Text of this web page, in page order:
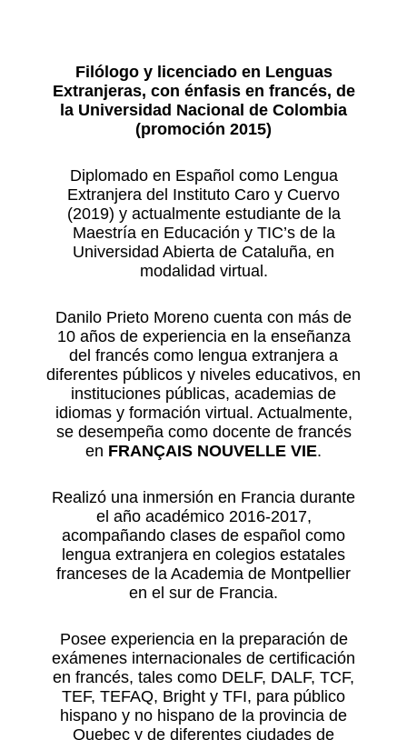
Filólogo y licenciado en Lenguas
Extranjeras, con énfasis en francés, de
la Universidad Nacional de Colombia
(promoción 2015)
Diplomado en Español como Lengua
Extranjera del Instituto Caro y Cuervo
(2019) y actualmente estudiante de la
Maestría en Educación y TIC’s de la
Universidad Abierta de Cataluña, en
modalidad virtual.
Danilo Prieto Moreno cuenta con más de
10 años de experiencia en la enseñanza
del francés como lengua extranjera a
diferentes públicos y niveles educativos, en
instituciones públicas, academias de
idiomas y formación virtual. Actualmente,
se desempeña como docente de francés
en FRANÇAIS NOUVELLE VIE.
Realizó una inmersión en Francia durante
el año académico 2016-2017,
acompañando clases de español como
lengua extranjera en colegios estatales
franceses de la Academia de Montpellier
en el sur de Francia.
Posee experiencia en la preparación de
exámenes internacionales de certificación
en francés, tales como DELF, DALF, TCF,
TEF, TEFAQ, Bright y TFI, para público
hispano y no hispano de la provincia de
Quebec y de diferentes ciudades de